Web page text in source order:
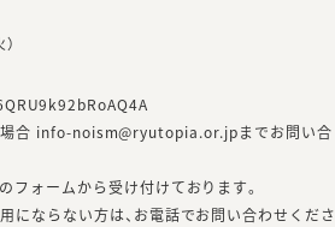
場合 info-noism@ryutopia.or.jpまでお問い合
フォームから受け付けております。
にならない方は、お電話でお問い合わせくださ